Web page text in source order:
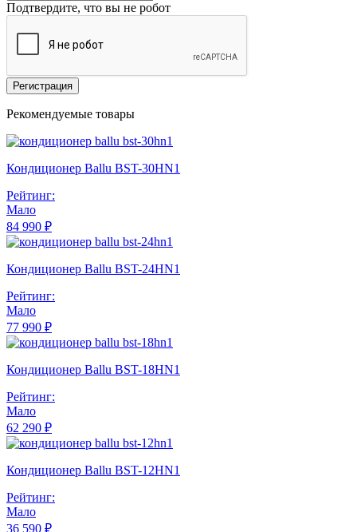
Подтвердите, что вы не робот
Регистрация
Рекомендуемые товары
Кондиционер Ballu BST-30HN1
Рейтинг:
Мало
84 990 ₽
Кондиционер Ballu BST-24HN1
Рейтинг:
Мало
77 990 ₽
Кондиционер Ballu BST-18HN1
Рейтинг:
Мало
62 290 ₽
Кондиционер Ballu BST-12HN1
Рейтинг:
Мало
36 590 ₽